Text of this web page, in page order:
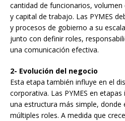
cantidad de funcionarios,
y capital de trabajo. Las PYMES
y procesos de gobierno a su
junto con definir roles,
una comunicación efectiva.
2- Evolución del negocio
Esta etapa también influye en el
corporativa. Las PYMES en
una estructura más simple, donde
múltiples roles. A medida que